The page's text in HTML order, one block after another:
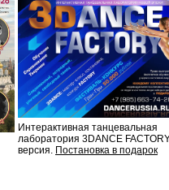
Интерактивная танцевальная
лаборатория 3DANCE
версия. Постановка в подарок